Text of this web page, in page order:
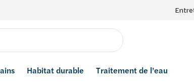
Habitat durable Traitement de l’eau